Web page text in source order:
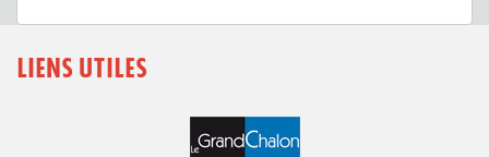
LIENS UTILES